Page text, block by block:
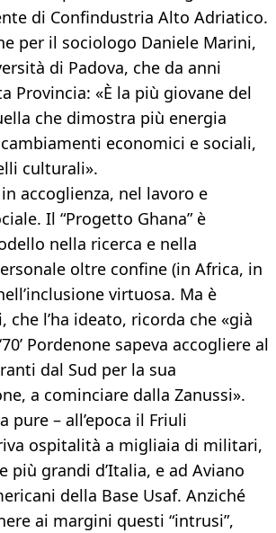
di Confindustria Alto Adriatico.
per il sociologo Daniele Marini,
di Padova, che da anni
Provincia: «È la più giovane del
che dimostra più energia
economici e sociali,
culturali».
accoglienza, nel lavoro e
Il “Progetto Ghana” è
nella ricerca e nella
oltre confine (in Africa, in
virtuosa. Ma è
che l’ha ideato, ricorda che «già
Pordenone sapeva accogliere al
dal Sud per la sua
a cominciare dalla Zanussi».
pure – all’epoca il Friuli
ospitalità a migliaia di militari,
più grandi d’Italia, e ad Aviano
della Base Usaf. Anziché
ai margini questi “intrusi”,